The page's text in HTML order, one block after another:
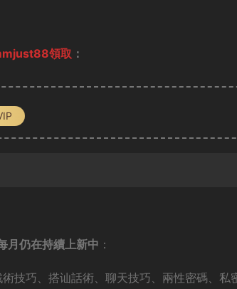
領取 ：
月仍在持續上新中 ：
技巧、搭讪話術、聊天技巧、兩性密碼、